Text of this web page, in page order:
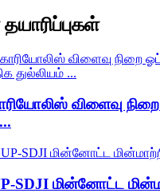
விளைவு
SDJI மின்னோட்ட